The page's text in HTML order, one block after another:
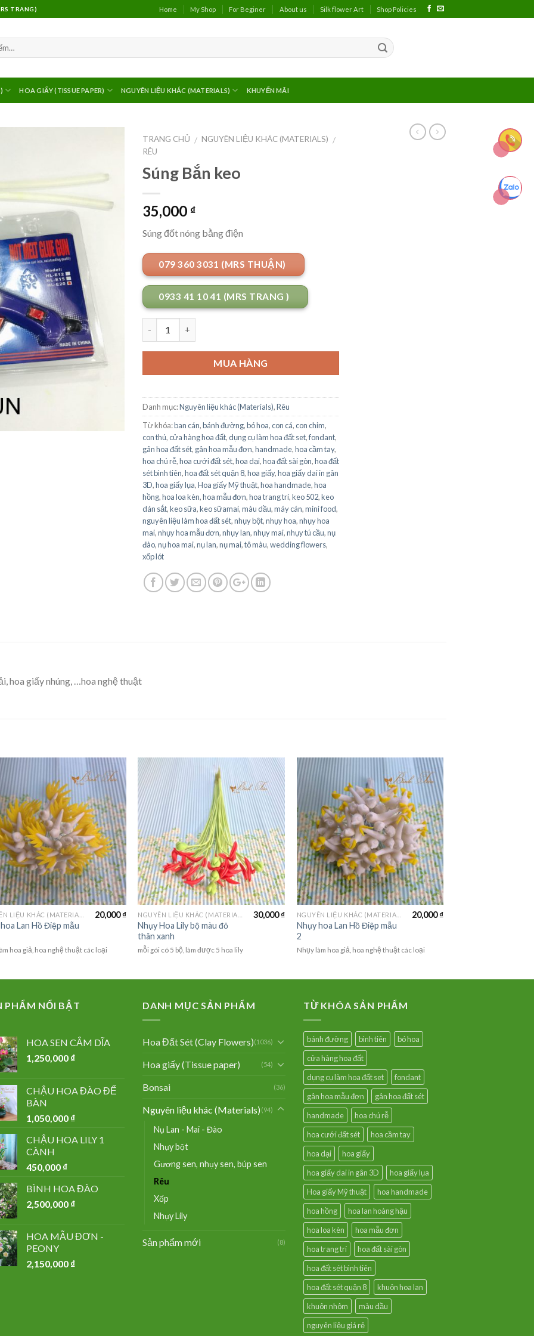
TRANG) Home My Shop For Beginer About us Silk flower Art Shop Policies
HOA GIẤY (TISSUE PAPER) NGUYÊN LIỆU KHÁC (MATERIALS) KHUYẾN MÃI
TRANG CHỦ / NGUYÊN LIỆU KHÁC (MATERIALS) /
RÊU
Súng Bắn keo
35,000 ₫
Súng đốt nóng bằng điện
079 360 3031 (MRS THUẬN)
0933 41 10 41 (MRS TRANG )
MUA HÀNG
Danh mục:Nguyên liệu khác (Materials),Rêu
Từ khóa:ban cán,bánh đường,bó hoa,con cá,con chim,
con thú,cửa hàng hoa đất,dụng cụ làm hoa đất set,fondant,
gân hoa đất sét, gân hoa mẫu đơn,handmade,hoa cầm tay,
hoa chú rễ,hoa cưới đất sét,hoa dại,hoa đất sài gòn,hoa đất
sét bình tiên,hoa đất sét quận 8,hoa giấy,hoa giấy dai in gân
3D,hoa giấy lụa,Hoa giấy Mỹ thuật,hoa handmade,hoa
hồng,hoa loa kèn,hoa mẫu đơn,hoa trang trí,keo 502,keo
dán sắt,keo sữa,keo sữamai,màu dầu,máy cán,mini food,
nguyên liệu làm hoa đất sét,nhụy bột,nhụy hoa,nhụy hoa
mai,nhụy hoa mẫu đơn,nhụy lan,nhụy mai,nhụy tú cầu,nụ
đào,nụ hoa mai,nụ lan,nụ mai,tô màu,wedding flowers,
xốp lót
hoa giấy nhúng, …hoa nghệ thuật
Lan Hồ Điệp mẫu
20,000₫
hoa giả, hoa nghệ thuật các loại
Nhụy Hoa Lily bộ màu đỏ
thân xanh
30,000₫
mỗi gói có 5 bộ, làm được 5 hoa lily
Nhụy hoa Lan Hồ Điệp mẫu
2
20,000₫
Nhụy làm hoa giả, hoa nghệ thuật các loại
PHẨM NỔI BẬT
HOA SEN CẮM DĨA
1,250,000 ₫
CHẬU HOA ĐÀO ĐỂ
BÀN
1,050,000 ₫
CHẬU HOA LILY 1
CÀNH
450,000 ₫
BÌNH HOA ĐÀO
2,500,000 ₫
HOA MẪU ĐƠN -
PEONY
2,150,000 ₫
DANH MỤC SẢN PHẨM
Hoa Đất Sét (Clay Flowers)(1036)
Hoa giấy (Tissue paper) (54)
Bonsai (36)
Nguyên liệu khác (Materials) (94)
Nụ Lan - Mai - Đào
Nhụy bột
Gương sen, nhụy sen, búp sen
Rêu
Xốp
Nhụy Lily
Sản phẩm mới (8)
TỪ KHÓA SẢN PHẨM
bánh đường bình tiên
bó hoa
cửa hàng hoa đất
dụng cụ làm hoa đất set
fondant
gân hoa mẫu đơn
gân hoa đất sét
handmade
hoa chú rễ
hoa cưới đất sét
hoa cầm tay
hoa dại
hoa giấy
hoa giấy dai in gân 3D
hoa giấy lụa
Hoa giấy Mỹ thuật
hoa handmade
hoa hồng
hoa lan hoàng hậu
hoa loa kèn
hoa mẫu đơn
hoa trang trí
hoa đất sài gòn
hoa đất sét bình tiên
hoa đất sét quận 8
khuôn hoa lan
khuôn nhôm
màu dầu
nguyên liệu giá rẻ